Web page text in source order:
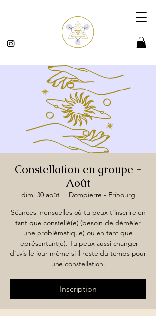
Constellation en groupe -
Août
dim. 30 août
  |
Dompierre - Fribourg
Séances mensuelles où tu peux t’inscrire en
tant que constellé(e) (besoin de démêler
une problématique) ou en tant que
représentant(e). Tu peux aussi changer
d’avis le jour-même si il reste du temps pour
une constellation.
Inscription